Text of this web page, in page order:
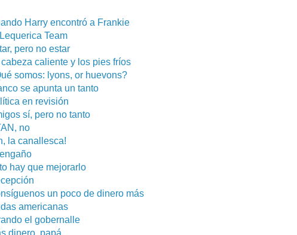
Harry encontró a Frankie
Team
pero no estar
cabeza caliente y los pies fríos
somos: lyons, or huevons?
se apunta un tanto
en revisión
sí, pero no tanto
no
la canallesca!
hay que mejorarlo
un poco de dinero más
americanas
el gobernalle